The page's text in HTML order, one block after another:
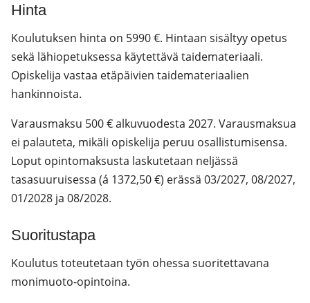
Hinta
Koulutuksen hinta on 5990 €. Hintaan sisältyy opetus
sekä lähiopetuksessa käytettävä taidemateriaali.
Opiskelija vastaa etäpäivien taidemateriaalien
hankinnoista.
Varausmaksu 500 € alkuvuodesta 2027. Varausmaksua
ei palauteta, mikäli opiskelija peruu osallistumisensa.
Loput opintomaksusta laskutetaan neljässä
tasasuuruisessa (á 1372,50 €) erässä 03/2027, 08/2027,
01/2028 ja 08/2028.
Suoritustapa
Koulutus toteutetaan työn ohessa suoritettavana
monimuoto-opintoina.